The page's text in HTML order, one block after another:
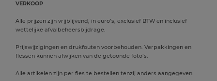
VERKOOP
Alle prijzen zijn vrijblijvend, in euro’s, exclusief BTW en inclusief
wettelijke afvalbeheersbijdrage.
Prijswijzigingen en drukfouten voorbehouden. Verpakkingen en
flessen kunnen afwijken van de getoonde foto’s.
Alle artikelen zijn per fles te bestellen tenzij anders aangegeven.